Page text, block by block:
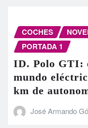
COCHES
PORTADA 1
ID. Polo GTI:
mundo
km de
José Armando